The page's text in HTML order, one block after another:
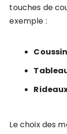
touches de
exemple :
Le choix des